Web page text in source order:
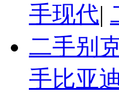
手现代|
二手别
手比亚迪